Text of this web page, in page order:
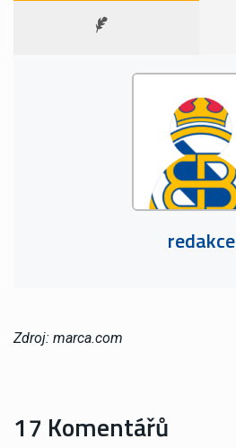
redakce
Zdroj: marca.com
17 Komentářů